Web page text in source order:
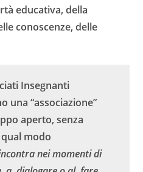
educativa, della
conoscenze, delle
Insegnanti
una “associazione”
aperto, senza
modo
nei momenti di